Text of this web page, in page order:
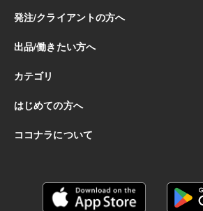
英語 日常会話レベル